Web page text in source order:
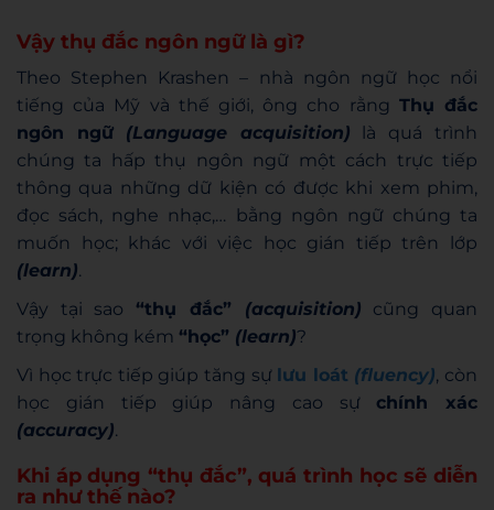
Vậy thụ đắc ngôn ngữ là gì?
Theo Stephen Krashen – nhà ngôn ngữ học nổi
tiếng của Mỹ và thế giới, ông cho rằng Thụ đắc
ngôn ngữ
(Language acquisition) là quá trình
chúng ta hấp thụ ngôn ngữ một cách trực tiếp
thông qua những dữ kiện có được khi xem phim,
đọc sách, nghe nhạc,… bằng ngôn ngữ chúng ta
muốn học; khác với việc học gián tiếp trên lớp
(learn).
Vậy tại sao “thụ đắc” (acquisition) cũng quan
trọng không kém “học” (learn)?
Vì học trực tiếp giúp tăng sự lưu loát (fluency), còn
học gián tiếp giúp nâng cao sự chính xác
(accuracy).
Khi áp dụng “thụ đắc”, quá trình học sẽ diễn
ra như thế nào?